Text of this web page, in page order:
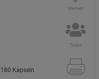
Merken
Teilen